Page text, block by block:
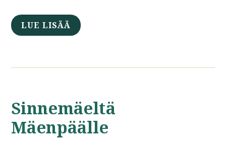
LUE LISÄÄ
Sinnemäeltä
Mäenpäälle